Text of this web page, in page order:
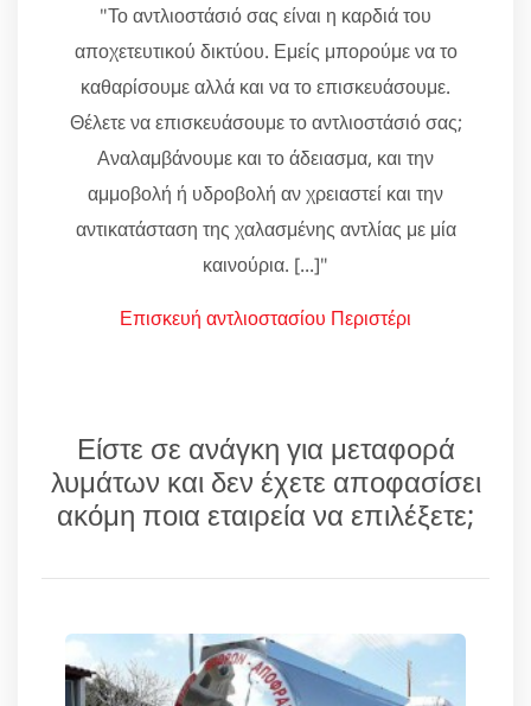
"Το αντλιοστάσιό σας είναι η καρδιά του
αποχετευτικού δικτύου. Εμείς μπορούμε να το
καθαρίσουμε αλλά και να το επισκευάσουμε.
Θέλετε να επισκευάσουμε το αντλιοστάσιό σας;
Αναλαμβάνουμε και το άδειασμα, και την
αμμοβολή ή υδροβολή αν χρειαστεί και την
αντικατάσταση της χαλασμένης αντλίας με μία
καινούρια. [...]"
Επισκευή αντλιοστασίου Περιστέρι
Είστε σε ανάγκη για μεταφορά
λυμάτων και δεν έχετε αποφασίσει
ακόμη ποια εταιρεία να επιλέξετε;